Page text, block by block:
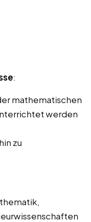
:
mathematischen
werden
zu